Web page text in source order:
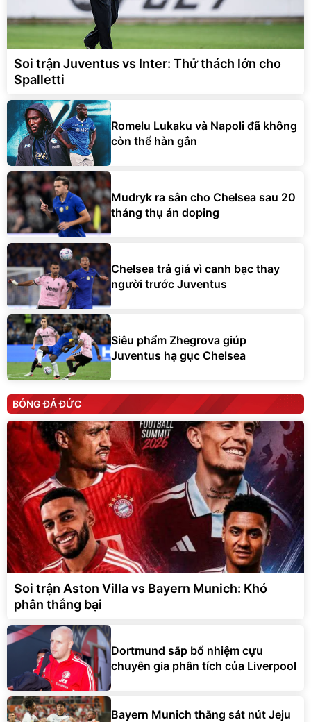
Soi trận Juventus vs Inter: Thử thách lớn cho
Spalletti
Romelu Lukaku và Napoli đã không
còn thể hàn gắn
Mudryk ra sân cho Chelsea sau 20
tháng thụ án doping
Chelsea trả giá vì canh bạc thay
người trước Juventus
Siêu phẩm Zhegrova giúp
Juventus hạ gục Chelsea
BÓNG ĐÁ ĐỨC
Soi trận Aston Villa vs Bayern Munich: Khó
phân thắng bại
Dortmund sắp bổ nhiệm cựu
chuyên gia phân tích của Liverpool
Bayern Munich thắng sát nút Jeju